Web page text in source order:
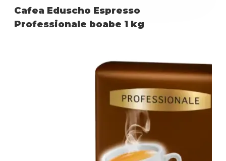
Cafea Eduscho Espresso
Professionale boabe 1 kg